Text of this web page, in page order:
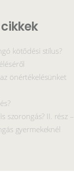
kötődési stílus?
önértékelésünket
szorongás? II. rész –
gyermekeknél